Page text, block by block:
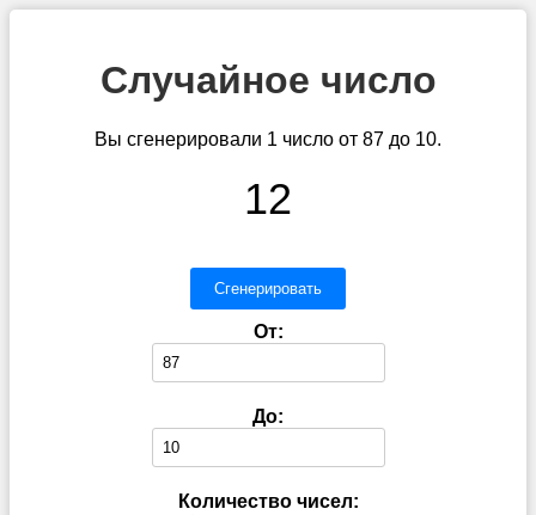
Случайное число
Вы сгенерировали 1 число от 87 до 10.
12
Сгенерировать
От:
До:
Количество чисел: